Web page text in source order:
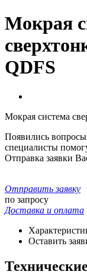
Мокрая
QDFS
Мокрая система
Появились
специалисты
Отправка заявки
Отправить заявку
по запросу
Доставка и оплата
Оставить